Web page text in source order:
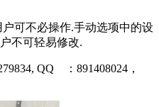
户可不必操作.手动选项中的设
不可轻易修改.
QQ ： 891408024 ，